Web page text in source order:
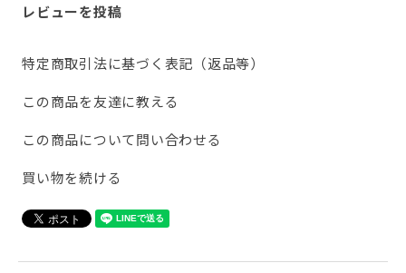
レビューを投稿
特定商取引法に基づく表記（返品等）
この商品を友達に教える
この商品について問い合わせる
買い物を続ける